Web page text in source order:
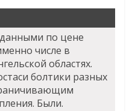
по цене
числе в
областях.
болтики разных
Были.